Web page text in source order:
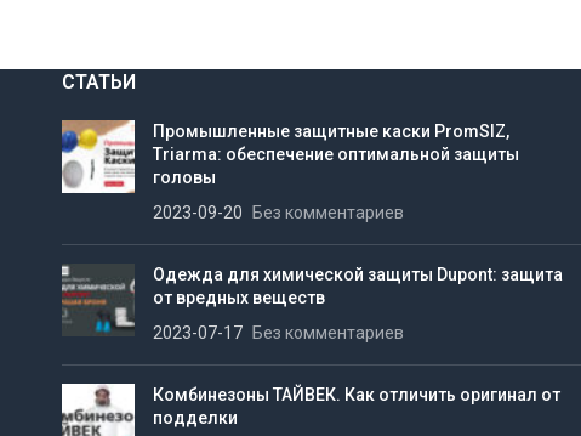
СТАТЬИ
Промышленные защитные каски PromSIZ,
Triarma: обеспечение оптимальной защиты
головы
2023-09-20
Без комментариев
Одежда для химической защиты Dupont: защита
от вредных веществ
2023-07-17
Без комментариев
Комбинезоны ТАЙВЕК. Как отличить оригинал от
подделки